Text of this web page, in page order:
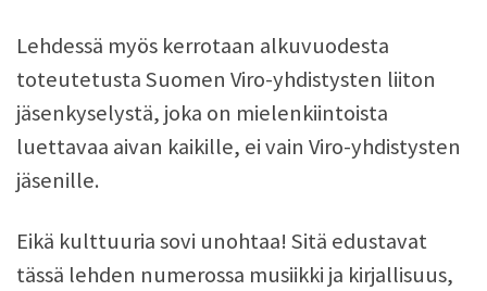
Lehdessä myös kerrotaan alkuvuodesta
toteutetusta Suomen Viro-yhdistysten liiton
jäsenkyselystä, joka on mielenkiintoista
luettavaa aivan kaikille, ei vain Viro-yhdistysten
jäsenille.
Eikä kulttuuria sovi unohtaa! Sitä edustavat
tässä lehden numerossa musiikki ja kirjallisuus,